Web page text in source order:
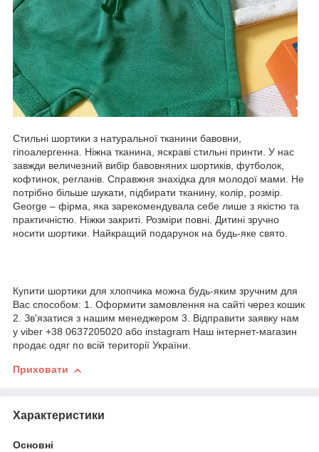
Стильні шортики з натуральної тканини бавовни,
гіпоалергенна. Ніжна тканина, яскраві стильні принти. У нас
завжди величезний вибір бавовняних шортиків, футболок,
кофтинок, регланів. Справжня знахідка для молодої мами. Не
потрібно більше шукати, підбирати тканину, колір, розмір.
George – фірма, яка зарекомендувала себе лише з якістю та
практичністю. Ніжки закриті. Розміри повні. Дитині зручно
носити шортики. Найкращий подарунок на будь-яке свято.
Купити шортики для хлопчика можна будь-яким зручним для
Вас способом: 1. Оформити замовлення на сайті через кошик
2. Зв'язатися з нашим менеджером 3. Відправити заявку нам
у viber +38 0637205020 або instagram Наш інтернет-магазин
продає одяг по всій території України.
Приховати
Характеристики
Основні